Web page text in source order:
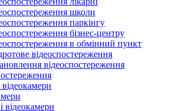
школи
паркінгу
бізнес-центру
в обмінний пункт
відеоспостереження
відеоспостереження
відеокамери